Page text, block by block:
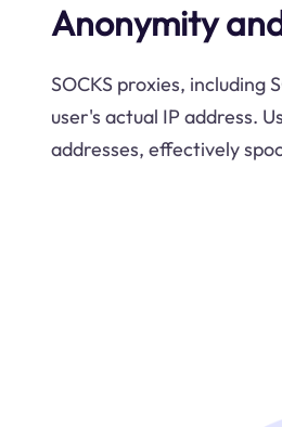
Anonymity
SOCKS proxies, including
user's actual IP address.
addresses, effectively